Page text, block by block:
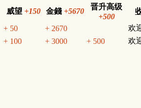
威望 +150 金錢 +5670
晋升高级
+500
+ 50 + 2670
欢
+ 100 + 3000 + 500 欢